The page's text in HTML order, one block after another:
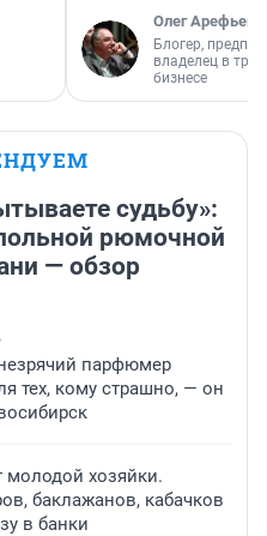
Олег Арефьев
Блогер,
владелец в
бизнесе
судьбу»:
рюмочной
— обзор
парфюмер
тех, кому страшно, — он
хозяйки.
баклажанов, кабачков
в банки